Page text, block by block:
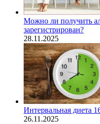
Можно ли получить
зарегистрирован?
28.11.2025
Интервальная диета
26.11.2025